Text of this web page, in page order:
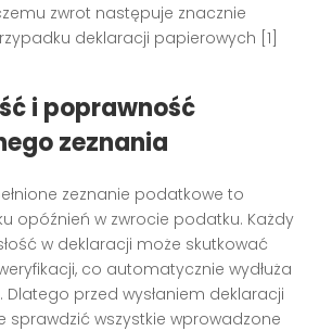
zwrot następuje znacznie
deklaracji papierowych [1]
i poprawność
zeznania
zeznanie podatkowe to
opóźnień w zwrocie podatku. Każdy
w deklaracji może skutkować
co automatycznie wydłuża
Dlatego przed wysłaniem deklaracji
sprawdzić wszystkie wprowadzone